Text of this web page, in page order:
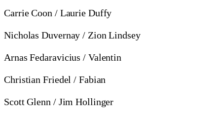
Carrie Coon / Laurie Duffy
Nicholas Duvernay / Zion Lindsey
Arnas Fedaravicius / Valentin
Christian Friedel / Fabian
Scott Glenn / Jim Hollinger